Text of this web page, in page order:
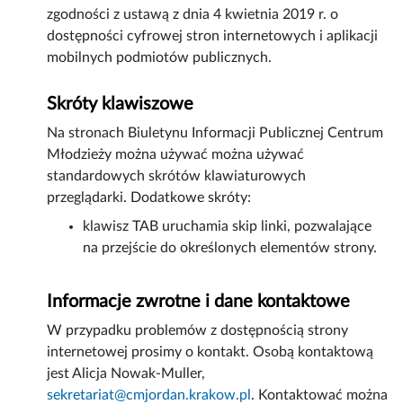
zgodności z ustawą z dnia 4 kwietnia 2019 r. o
dostępności cyfrowej stron internetowych i aplikacji
mobilnych podmiotów publicznych.
Skróty klawiszowe
Na stronach Biuletynu Informacji Publicznej Centrum
Młodzieży można używać można używać
standardowych skrótów klawiaturowych
przeglądarki. Dodatkowe skróty:
klawisz TAB uruchamia skip linki, pozwalające
na przejście do określonych elementów strony.
Informacje zwrotne i dane kontaktowe
W przypadku problemów z dostępnością strony
internetowej prosimy o kontakt. Osobą kontaktową
jestAlicja Nowak-Muller,
sekretariat@cmjordan.krakow.pl . Kontaktować można